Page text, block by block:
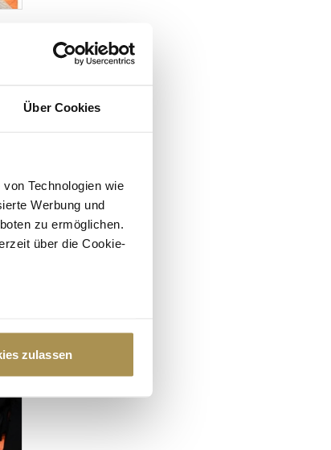
Über Cookies
Technologien wie
Werbung und
zu ermöglichen.
über die Cookie-
im
anbieten zu können
unserer
zulassen